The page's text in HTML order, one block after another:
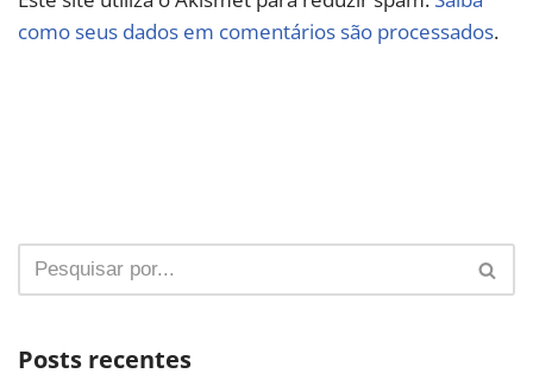
como seus dados em comentários são processados.
Posts recentes